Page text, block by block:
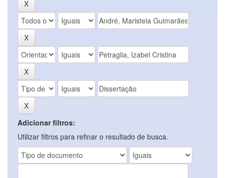
Adicionar filtros:
Utilizar filtros para refinar o resultado de busca.